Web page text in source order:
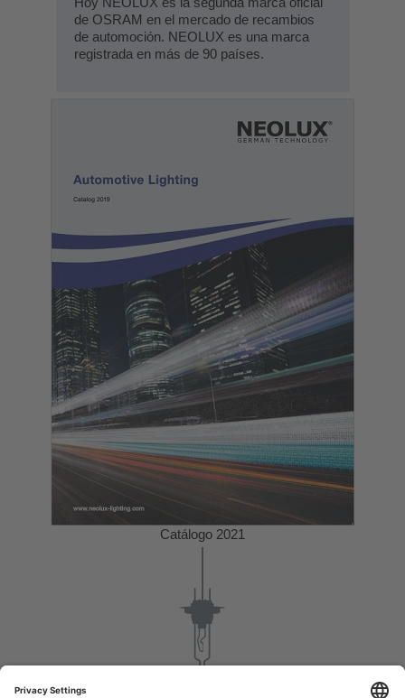
de OSRAM en el mercado de recambios
de automoción. NEOLUX es una marca
registrada en más de 90 países.
Catálogo 2021